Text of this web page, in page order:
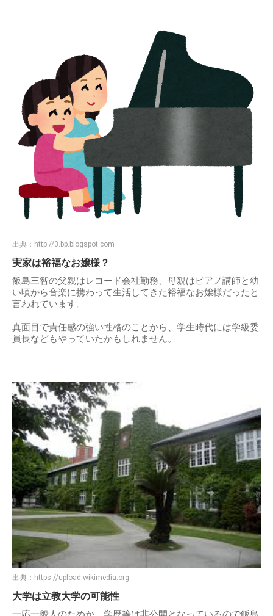
出典： http://3.bp.blogspot.com
実家は裕福なお嬢様？
飯島三智の父親はレコード会社勤務、母親はピアノ講師と幼
い頃から音楽に携わって生活してきた裕福なお嬢様だったと
言われています。
真面目で責任感の強い性格のことから、学生時代には学級委
員長などもやっていたかもしれません。
出典： https://upload.wikimedia.org
大学は立教大学の可能性